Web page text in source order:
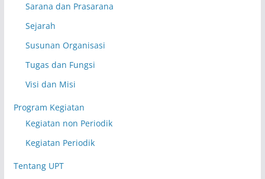
Sarana dan Prasarana
Sejarah
Susunan Organisasi
Tugas dan Fungsi
Visi dan Misi
Program Kegiatan
Kegiatan non Periodik
Kegiatan Periodik
Tentang UPT